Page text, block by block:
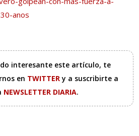
anos
interesante este artículo, te
en TWITTERy a suscribirte a
NEWSLETTER DIARIA.